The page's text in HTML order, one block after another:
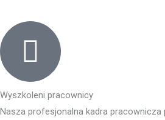
Wyszkoleni pracownicy
Nasza profesjonalna kadra pracownicza